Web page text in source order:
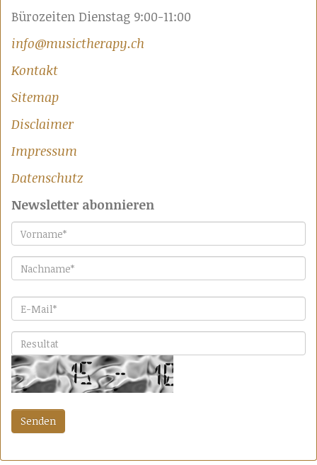
Bürozeiten Dienstag 9:00-11:00
info@musictherapy.ch
Kontakt
Sitemap
Disclaimer
Impressum
Datenschutz
Newsletter abonnieren
Vorname
Nachname
E-Mail*
Bitte lösen Sie die Aufgabe